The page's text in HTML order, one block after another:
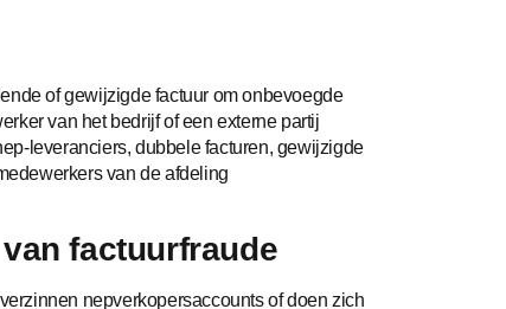
of gewijzigde factuur om onbevoegde
van het bedrijf of een externe partij
leveranciers, dubbele facturen, gewijzigde
van de afdeling
factuurfraude
nepverkopersaccounts of doen zich